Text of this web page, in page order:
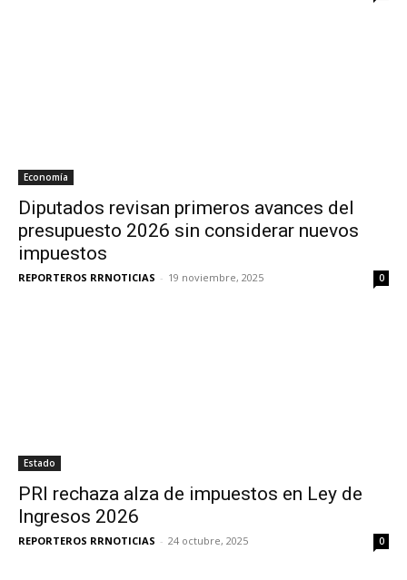
Economía
Diputados revisan primeros avances del
presupuesto 2026 sin considerar nuevos
impuestos
REPORTEROS RRNOTICIAS - 19 noviembre, 2025 0
Estado
PRI rechaza alza de impuestos en Ley de
Ingresos 2026
REPORTEROS RRNOTICIAS - 24 octubre, 2025 0